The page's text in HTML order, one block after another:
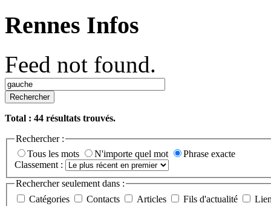
Rennes Infos
Feed not found.
Rechercher
Total : 44 résultats trouvés.
Rechercher :
Tous les mots
N'importe quel mot
Phrase exacte
Classement :
Rechercher seulement dans :
Catégories
Contacts Articles Fils d'actualité